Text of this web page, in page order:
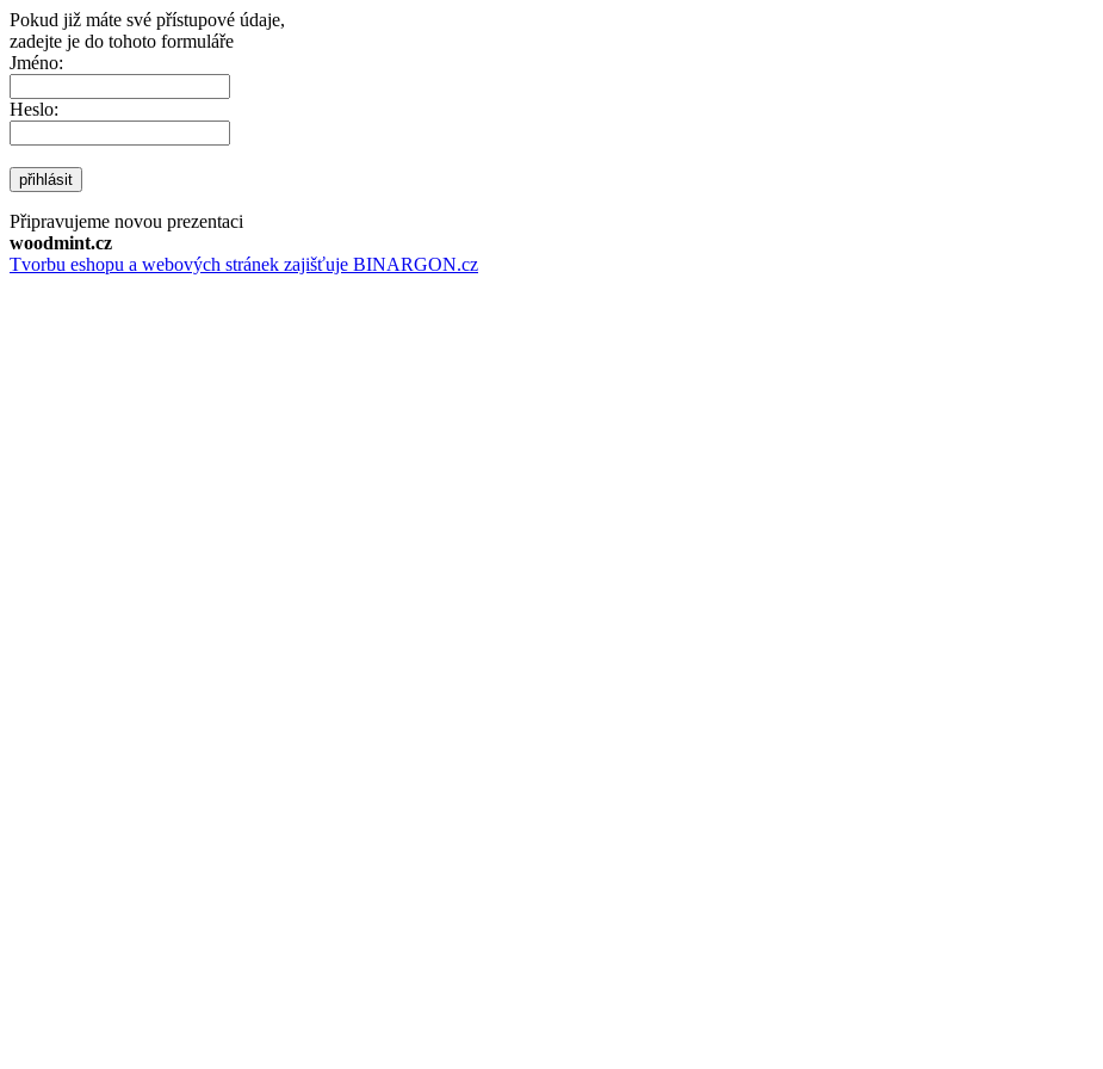
Pokud již máte své přístupové údaje,
zadejte je do tohoto formuláře
Jméno:
Heslo:
přihlásit
Připravujeme novou prezentaci
woodmint.cz
Tvorbu eshopu a webových stránek zajišťuje BINARGON.cz